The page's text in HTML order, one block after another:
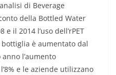
di Beverage
della Bottled Water
il 2014 l’uso dell’rPET
è aumentato dal
anno l’aumento
e le aziende utilizzano